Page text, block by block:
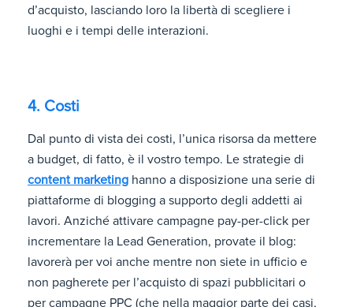
d’acquisto, lasciando loro la libertà di scegliere i
luoghi e i tempi delle interazioni.
4. Costi
Dal punto di vista dei costi, l’unica risorsa da mettere
a budget, di fatto, è il vostro tempo. Le strategie di
content marketing hanno a disposizione una serie di
piattaforme di blogging a supporto degli addetti ai
lavori. Anziché attivare campagne pay-per-click per
incrementare la Lead Generation, provate il blog:
lavorerà per voi anche mentre non siete in ufficio e
non pagherete per l’acquisto di spazi pubblicitari o
per campagne PPC (che nella maggior parte dei casi,